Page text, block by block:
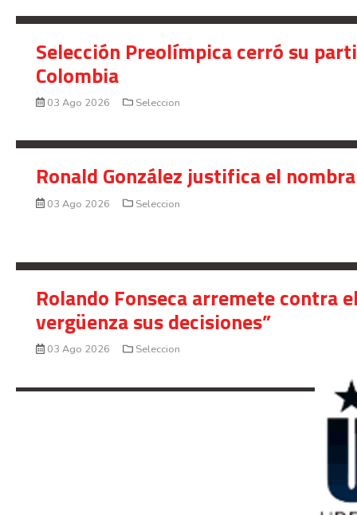
Selección Preolímpica cerró su
Colombia
03 Ago 2026 Seleccion
Ronald González justifica el
03 Ago 2026 Seleccion
Rolando Fonseca arremete contra
vergüenza sus decisiones”
03 Ago 2026 Seleccion